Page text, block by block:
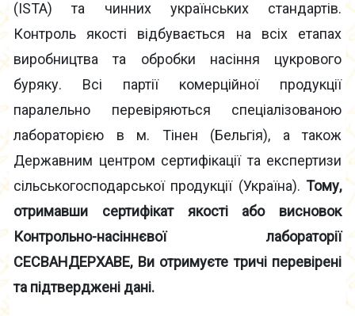
(ISTA) та чинних українських стандартів.
Контроль якості відбувається на всіх етапах
виробництва та обробки насіння цукрового
буряку. Всі партії комерційної продукції
паралельно перевіряються спеціалізованою
лабораторією в м. Тінен (Бельгія), а також
Державним центром сертифікації та експертизи
сільськогосподарської продукції (Україна). Тому,
отримавши сертифікат якості або висновок
Контрольно-насіннєвої лабораторії
СЕСВАНДЕРХАВЕ, Ви отримуєте тричі перевірені
та підтверджені дані.